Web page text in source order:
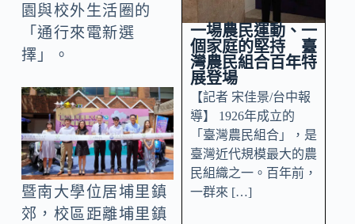
園與校外生活圈的
「通行來電新選
擇」。
暨南大學位居埔里鎮
郊，校區距離埔里鎮
一場農民運動、一
個家庭的堅持 臺
灣農民組合百年特
展登場
【記者 宋佳景/台中報
導】 1926年成立的
「臺灣農民組合」，是
臺灣近代規模最大的農
民組織之一。百年前，
一群來 […]